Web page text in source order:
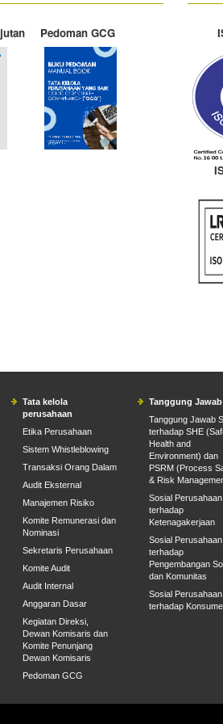
Pedoman GCG
Tata kelola
perusahaan
Etika Perusahaan
Sistem Whistleblowing
Transaksi Orang Dalam
Audit Eksternal
Manajemen Risiko
Komite Remunerasi dan
Nominasi
Sekretaris Perusahaan
Komite Audit
Audit Internal
Anggaran Dasar
Kegiatan Direksi,
Dewan Komisaris dan
Komite Penunjang
Dewan Komisaris
Pedoman GCG
Tanggung Jawab
Tanggung Jawab
terhadap SHE
Health and
Environment) dan
PSRM (Process
& Risk
Sosial Perusahaan
terhadap
Ketenagakerjaan
Sosial Perusahaan
terhadap
Pengembangan
dan Komunitas
Sosial Perusahaan
terhadap